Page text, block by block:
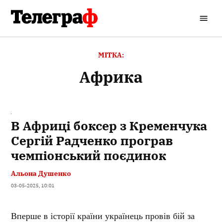
вмісту
Телеграф
МІТКА:
Африка
В Африці боксер з Кременчука
Сергій Радченко програв
чемпіонський поєдинок
Альона Душенко
03-05-2025, 10:01
Вперше в історії країни українець провів бій за